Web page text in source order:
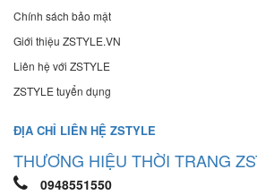
Chính sách bảo mật
Giới thiệu ZSTYLE.VN
Liên hệ với ZSTYLE
ZSTYLE tuyển dụng
ĐỊA CHỈ LIÊN HỆ ZSTYLE
THƯƠNG HIỆU THỜI TRANG
0948551550